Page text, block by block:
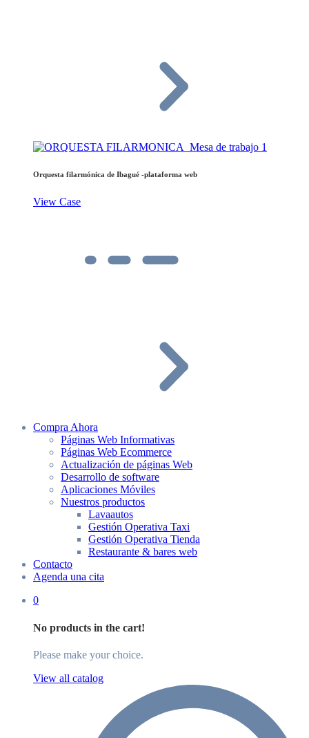
Orquesta filarmónica de Ibagué -plataforma web
View Case
Compra Ahora
Páginas Web Informativas
Páginas Web Ecommerce
Actualización de páginas Web
Desarrollo de software
Aplicaciones Móviles
Nuestros productos
Lavaautos
Gestión Operativa Taxi
Gestión Operativa Tienda
Restaurante & bares web
Contacto
Agenda una cita
0
No products in the cart!
Please make your choice.
View all catalog